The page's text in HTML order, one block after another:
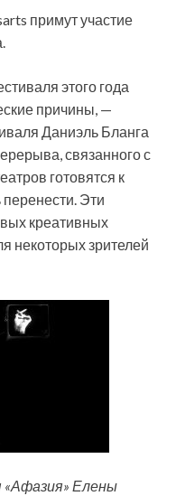
примут участие
этого года
причины, —
Даниэль Бланга
связанного с
готовятся к
Эти
креативных
некоторых зрителей
«Афазия» Елены